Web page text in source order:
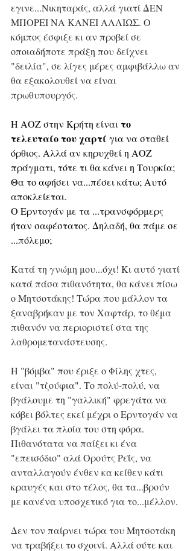
εγινε...Νικηταράς, αλλά γιατί ΔΕΝ
ΜΠΟΡΕΙ ΝΑ ΚΑΝΕΙ ΑΛΛΙΩΣ. Ο
κόμπος έσφιξε κι αν προβεί σε
οποιαδήποτε πράξη που δείχνει
"δειλία", σε λίγες μέρες αμφιβάλλω αν
θα εξακολουθεί να είναι
πρωθυπουργός.
Η ΑΟΖ στην Κρήτη είναι το
τελευταίο του χαρτί για να σταθεί
όρθιος. Αλλά αν κηρυχθεί η ΑΟΖ
πράγματι, τότε τι θα κάνει η Τουρκία;
Θα το αφήσει να...πέσει κάτω; Αυτό
αποκλείεται.
Ο Ερντογάν με τα ...τρανσφόρμερς
ήταν σαφέστατος. Δηλαδή, θα πάμε σε
...πόλεμο;
Κατά τη γνώμη μου...όχι! Κι αυτό γιατί
κατά πάσα πιθανότητα, θα κάνει πίσω
ο Μητσοτάκης! Τώρα που μάλλον τα
ξαναβρήκαν με τον Χαφτάρ, το θέμα
πιθανόν να περιοριστεί στα της
λαθρομετανάστευσης.
Η "βόμβα" που έριξε ο Φίλης χτες,
είναι "τζούφια". Το πολύ-πολύ, να
βγάλουμε τη "γαλλική" φρεγάτα να
κόβει βόλτες εκεί μέχρι ο Ερντογάν να
βγάλει τα πλοία του στη φόρα.
Πιθανότατα να παίξει κι ένα
"επεισόδιο" αλά Oρούτς Ρεΐς, να
ανταλλαγούν ένθεν κα κείθεν κάτι
κραυγές και στο τέλος, θα τα...βρούν
με κανένα υποσχετικό για το...μέλλον.
Δεν τον παίρνει τώρα του Μητσοτάκη
να τραβήξει το σχοινί. Αλλά ούτε και